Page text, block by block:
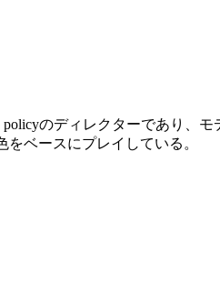
policyのディレクターであり、
ベースにプレイしている。